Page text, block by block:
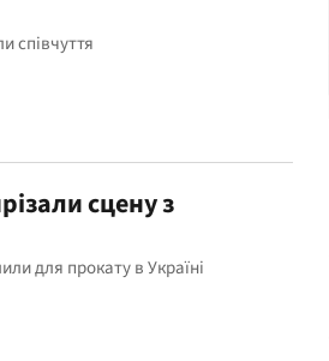
співчуття
сцену з
для прокату в Україні